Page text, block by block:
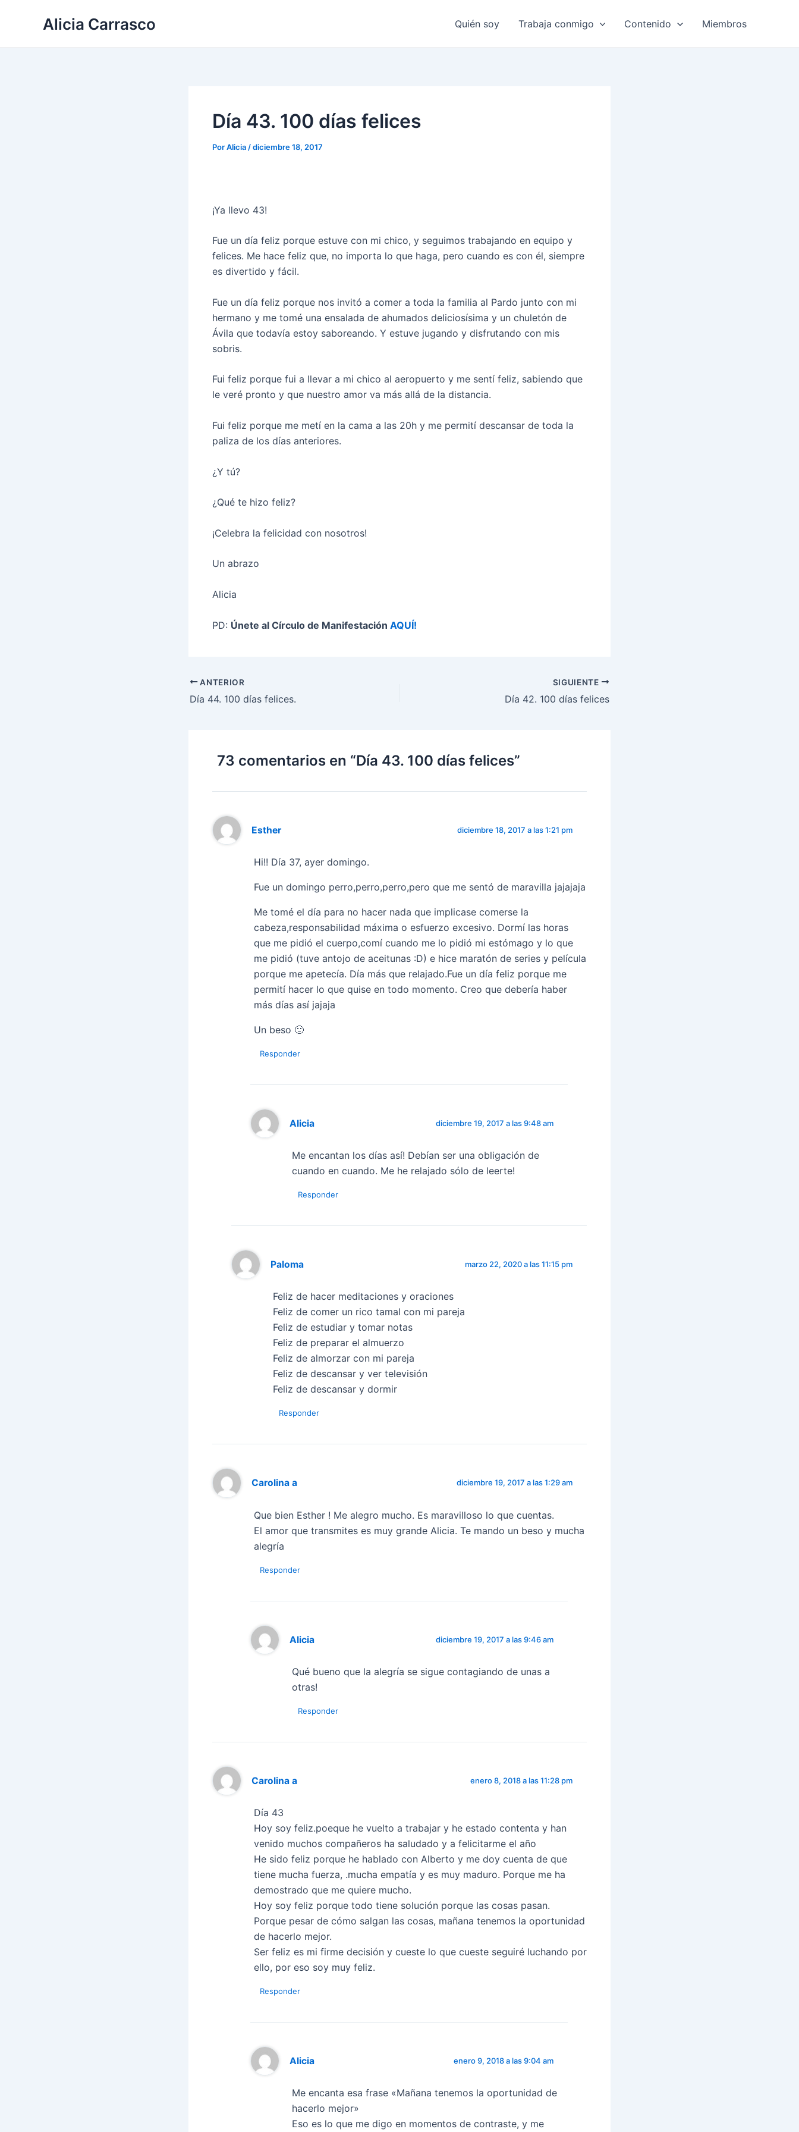
Alicia Carrasco Quién soy Trabaja conmigo Contenido Miembros
Día 43. 100 días felices
PorAlicia /diciembre 18, 2017
¡Ya llevo 43!
Fue un día feliz porque estuve con mi chico, y seguimos trabajando en equipo y
felices. Me hace feliz que, no importa lo que haga, pero cuando es con él, siempre
es divertido y fácil.
Fue un día feliz porque nos invitó a comer a toda la familia al Pardo junto con mi
hermano y me tomé una ensalada de ahumados deliciosísima y un chuletón de
Ávila que todavía estoy saboreando. Y estuve jugando y disfrutando con mis
sobris.
Fui feliz porque fui a llevar a mi chico al aeropuerto y me sentí feliz, sabiendo que
le veré pronto y que nuestro amor va más allá de la distancia.
Fui feliz porque me metí en la cama a las 20h y me permití descansar de toda la
paliza de los días anteriores.
¿Y tú?
¿Qué te hizo feliz?
¡Celebra la felicidad con nosotros!
Un abrazo
Alicia
PD: Únete al Círculo de Manifestación AQUÍ!
ANTERIOR
Día 44. 100 días felices.
SIGUIENTE
Día 42. 100 días felices
73 comentarios en “Día 43. 100 días felices”
Esther diciembre 18, 2017 a las 1:21 pm
Hi!! Día 37, ayer domingo.
Fue un domingo perro,perro,perro,pero que me sentó de maravilla jajajaja
Me tomé el día para no hacer nada que implicase comerse la
cabeza,responsabilidad máxima o esfuerzo excesivo. Dormí las horas
que me pidió el cuerpo,comí cuando me lo pidió mi estómago y lo que
me pidió (tuve antojo de aceitunas :D) e hice maratón de series y película
porque me apetecía. Día más que relajado.Fue un día feliz porque me
permití hacer lo que quise en todo momento. Creo que debería haber
más días así jajaja
Un beso 🙂
Responder
Alicia diciembre 19, 2017 a las 9:48 am
Me encantan los días así! Debían ser una obligación de
cuando en cuando. Me he relajado sólo de leerte!
Responder
Paloma marzo 22, 2020 a las 11:15 pm
Feliz de hacer meditaciones y oraciones
Feliz de comer un rico tamal con mi pareja
Feliz de estudiar y tomar notas
Feliz de preparar el almuerzo
Feliz de almorzar con mi pareja
Feliz de descansar y ver televisión
Feliz de descansar y dormir
Responder
Carolina a diciembre 19, 2017 a las 1:29 am
Que bien Esther ! Me alegro mucho. Es maravilloso lo que cuentas.
El amor que transmites es muy grande Alicia. Te mando un beso y mucha
alegría
Responder
Alicia diciembre 19, 2017 a las 9:46 am
Qué bueno que la alegría se sigue contagiando de unas a
otras!
Responder
Carolina a enero 8, 2018 a las 11:28 pm
Día 43
Hoy soy feliz.poeque he vuelto a trabajar y he estado contenta y han
venido muchos compañeros ha saludado y a felicitarme el año
He sido feliz porque he hablado con Alberto y me doy cuenta de que
tiene mucha fuerza, .mucha empatía y es muy maduro. Porque me ha
demostrado que me quiere mucho.
Hoy soy feliz porque todo tiene solución porque las cosas pasan.
Porque pesar de cómo salgan las cosas, mañana tenemos la oportunidad
de hacerlo mejor.
Ser feliz es mi firme decisión y cueste lo que cueste seguiré luchando por
ello, por eso soy muy feliz.
Responder
Alicia enero 9, 2018 a las 9:04 am
Me encanta esa frase «Mañana tenemos la oportunidad de
hacerlo mejor»
Eso es lo que me digo en momentos de contraste, y me